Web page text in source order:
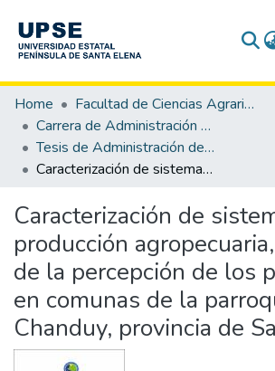
Communities & Collections
All of DSpace
Statistics
Home
Facultad de Ciencias Agrarias
Carrera de Administración de Empresas Agropecuarias y Agronegocios
Tesis de Administración de Empresas Agropecuarias y Agronegocios
Caracterización de sistemas de producción agropecuaria, a través de la percepción de los productores en comunas de la parroquia Chanduy, provincia de Santa Elena
Caracterización de
producción
de la percepción de los
en comunas de la
Chanduy, provincia de